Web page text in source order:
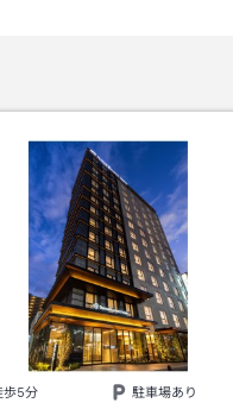
歩5分 駐車場あり